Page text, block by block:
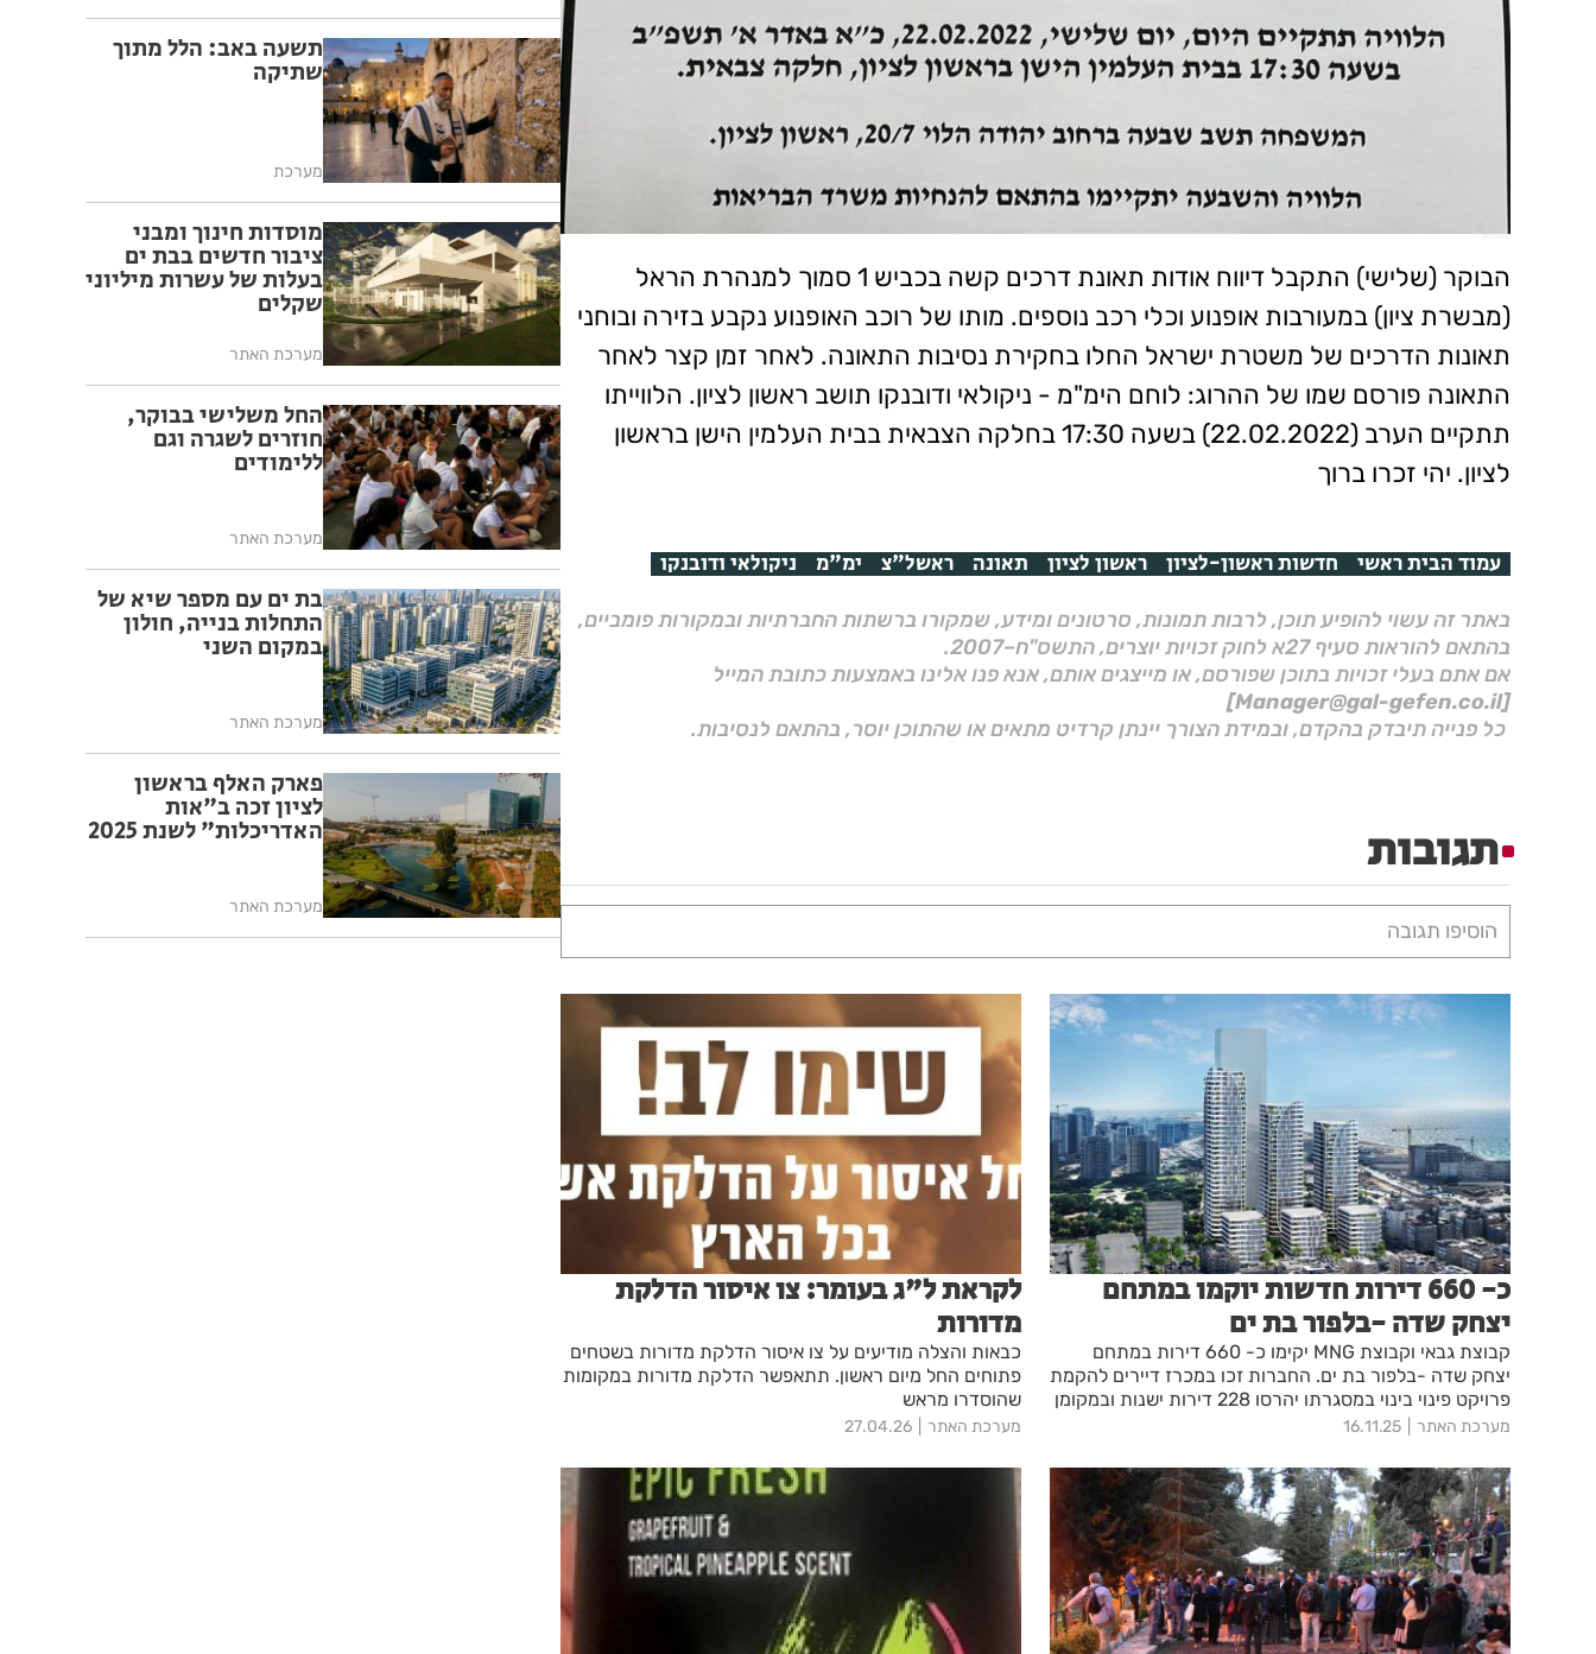
הבוקר (שלישי) התקבל דיווח אודות תאונת דרכים קשה בכביש 1 סמוך למנהרת הראל
(מבשרת ציון) במעורבות אופנוע וכלי רכב נוספים. מותו של רוכב האופנוע נקבע בזירה ובוחני
תאונות הדרכים של משטרת ישראל החלו בחקירת נסיבות התאונה. לאחר זמן קצר לאחר
התאונה פורסם שמו של ההרוג: לוחם הימ"מ - ניקולאי ודובנקו תושב ראשון לציון. הלווייתו
תתקיים הערב (22.02.2022) בשעה 17:30 בחלקה הצבאית בבית העלמין הישן בראשון
לציון. יהי זכרו ברוך
עמוד הבית ראשי חדשות ראשון-לציון ראשון לציון תאונה ראשל"צ ימ"מ ניקולאי ודובנקו
באתר זה עשוי להופיע תוכן, לרבות תמונות, סרטונים ומידע, שמקורו ברשתות החברתיות ובמקורות פומביים,
בהתאם להוראות סעיף 27א לחוק זכויות יוצרים, התשס"ח–2007.
אם אתם בעלי זכויות בתוכן שפורסם, או מייצגים אותם, אנא פנו אלינו באמצעות כתובת המייל
[Manager@gal-gefen.co.il]
כל פנייה תיבדק בהקדם, ובמידת הצורך יינתן קרדיט מתאים או שהתוכן יוסר, בהתאם לנסיבות.
תגובות
הוסיפו תגובה
כ- 660 דירות חדשות יוקמו במתחם
יצחק שדה -בלפור בת ים
קבוצת גבאי וקבוצת MNG יקימו כ- 660 דירות במתחם
יצחק שדה -בלפור בת ים. החברות זכו במכרז דיירים להקמת
פרויקט פינוי בינוי במסגרתו יהרסו 228 דירות ישנות ובמקומן
יקימו מתחם מגורים שיכלול שטחי ציבור ומסחר בסמוך לים
מערכת האתר 16.11.25
לקראת ל"ג בעומר: צו איסור הדלקת
מדורות
כבאות והצלה מודיעים על צו איסור הדלקת מדורות בשטחים
פתוחים החל מיום ראשון. תתאפשר הדלקת מדורות במקומות
שהוסדרו מראש
מערכת האתר 27.04.26
תשעה באב: הלל מתוך
שתיקה
מערכת
מוסדות חינוך ומבני
ציבור חדשים בבת ים
בעלות של עשרות מיליוני
שקלים
מערכת האתר
החל משלישי בבוקר,
חוזרים לשגרה וגם
ללימודים
מערכת האתר
בת ים עם מספר שיא של
התחלות בנייה, חולון
במקום השני
מערכת האתר
פארק האלף בראשון
לציון זכה ב"אות
האדריכלות" לשנת 2025
מערכת האתר